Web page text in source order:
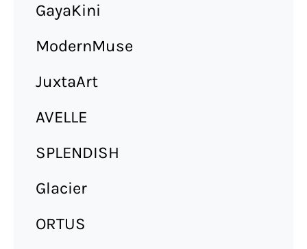
GayaKini
ModernMuse
JuxtaArt
AVELLE
SPLENDISH
Glacier
ORTUS